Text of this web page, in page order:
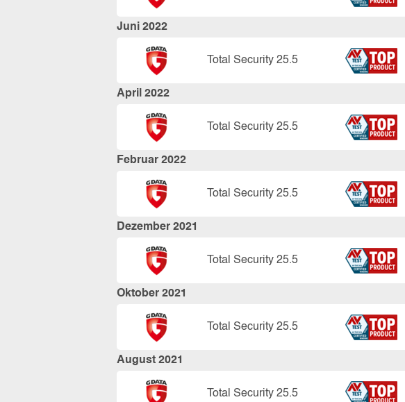
Juni 2022
Total Security 25.5
April 2022
Total Security 25.5
Februar 2022
Total Security 25.5
Dezember 2021
Total Security 25.5
Oktober 2021
Total Security 25.5
August 2021
Total Security 25.5